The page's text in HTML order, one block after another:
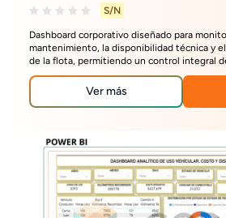
S/N
Dashboard corporativo diseñado para
mantenimiento, la disponibilidad técnica y
de la flota, permitiendo un control integral
de mantenimiento.
Ver más